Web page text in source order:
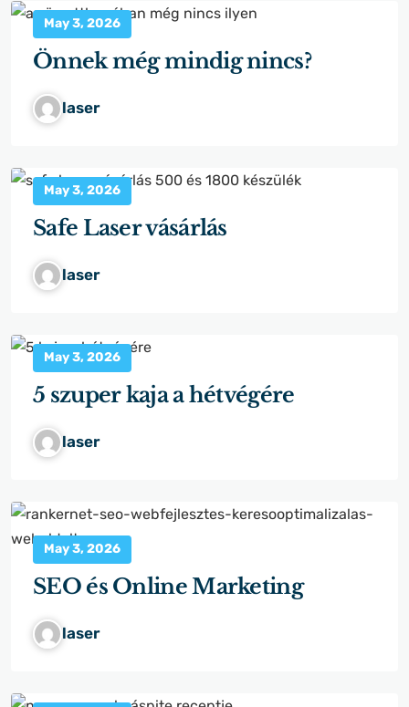
May 3, 2026
Önnek még mindig nincs?
laser
May 3, 2026
Safe Laser vásárlás
laser
May 3, 2026
5 szuper kaja a hétvégére
laser
May 3, 2026
SEO és Online Marketing
laser